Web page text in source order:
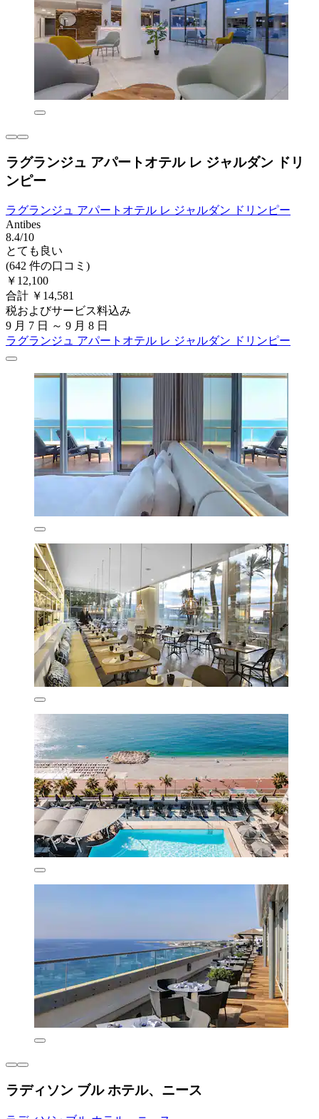
ラグランジュ アパートオテル レ ジャルダン ドリ
ンピー
ラグランジュ アパートオテル レ ジャルダン ドリンピー
Antibes
8.4/10
とても良い
(642 件の口コミ)
￥12,100
合計 ￥14,581
税およびサービス料込み
9 月 7 日 ～ 9 月 8 日
ラグランジュ アパートオテル レ ジャルダン ドリンピー
ラディソン ブル ホテル、ニース